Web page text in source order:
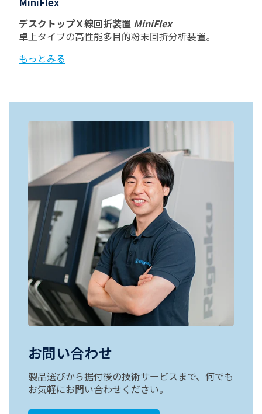
デスクトップＸ線回折装置 MiniFlex
卓上タイプの高性能多目的粉末回折分析装置。
もっとみる
お問い合わせ
製品選びから据付後の技術サービスまで、何でも
お気軽にお問い合わせください。